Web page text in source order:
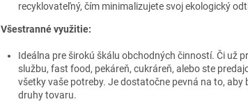
recyklovateľný, čím minimalizujete svoj ekologický
Všestranné využitie:
Ideálna pre širokú škálu obchodných činností. Či už
službu, fast food, pekáreň, cukráreň, alebo ste
všetky vaše potreby. Je dostatočne pevná na to, aby
druhy tovaru.